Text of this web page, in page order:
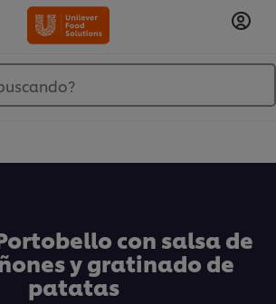
con salsa de
y gratinado de
patatas